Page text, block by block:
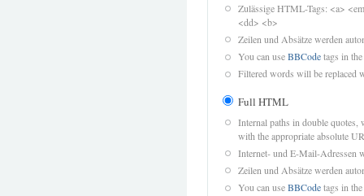
Zulässige HTML-Tags: <a>
<dd> <b>
Zeilen und Absätze werden
You can useBBCodetags in
Filtered words will be replaced
Full HTML
Internal paths in double quotes,
with the appropriate absolute
Internet- und E-Mail-Adressen
Zeilen und Absätze werden
You can useBBCodetags in